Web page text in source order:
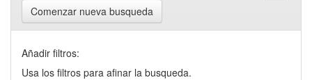
Comenzar nueva busqueda
Añadir filtros:
Usa los filtros para afinar la busqueda.